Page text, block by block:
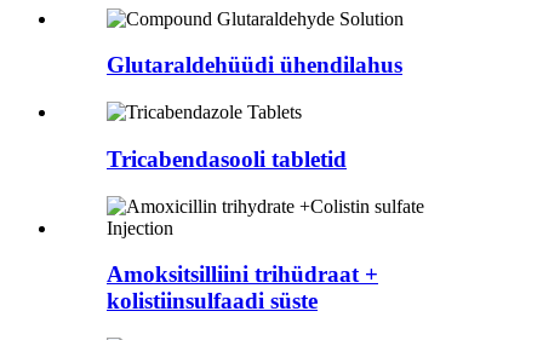
Glutaraldehüüdi ühendilahus
Tricabendasooli tabletid
Amoksitsilliini trihüdraat +
kolistiinsulfaadi süste